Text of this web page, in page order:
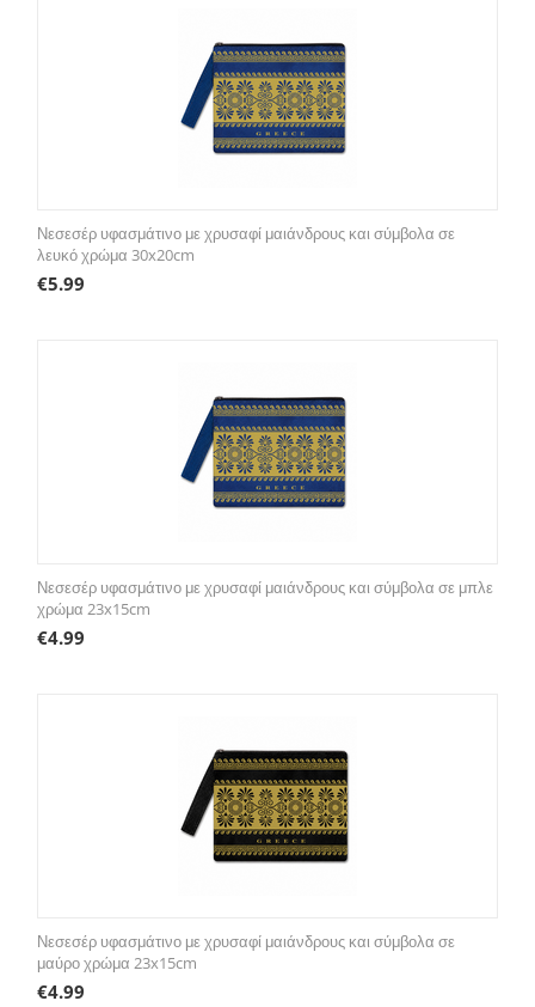
Νεσεσέρ υφασμάτινο με χρυσαφί μαιάνδρους και σύμβολα σε
λευκό χρώμα 30x20cm
€5.99
Νεσεσέρ υφασμάτινο με χρυσαφί μαιάνδρους και σύμβολα σε μπλε
χρώμα 23x15cm
€4.99
Νεσεσέρ υφασμάτινο με χρυσαφί μαιάνδρους και σύμβολα σε
μαύρο χρώμα 23x15cm
€4.99